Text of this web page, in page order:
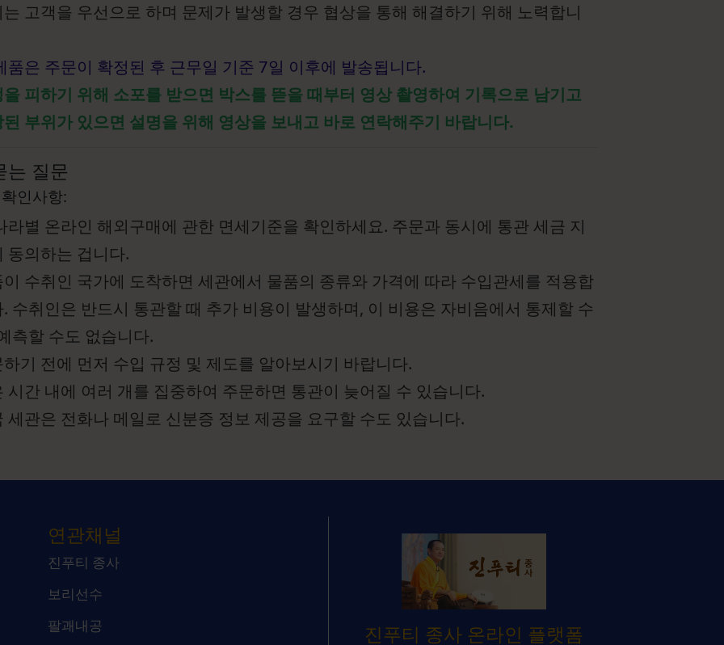
고객을 우선으로 하며 문제가 발생할 경우 협상을 통해 해결하기 위해 노력합니
품은 주문이 확정된 후 근무일 기준 7일 이후에 발송됩니다.
피하기 위해 소포를 받으면 박스를 뜯을 때부터 영상 촬영하여 기록으로 남기고
부위가 있으면 설명을 위해 영상을 보내고 바로 연락해주기 바랍니다.
는 질문
인사항:
라별 온라인 해외구매에 관한 면세기준을 확인하세요. 주문과 동시에 통관 세금 지
동의하는 겁니다.
수취인 국가에 도착하면 세관에서 물품의 종류와 가격에 따라 수입관세를 적용합
수취인은 반드시 통관할 때 추가 비용이 발생하며, 이 비용은 자비음에서 통제할 수
측할 수도 없습니다.
기 전에 먼저 수입 규정 및 제도를 알아보시기 바랍니다.
시간 내에 여러 개를 집중하여 주문하면 통관이 늦어질 수 있습니다.
세관은 전화나 메일로 신분증 정보 제공을 요구할 수도 있습니다.
연관채널
진푸티 종사
보리선수
팔괘내공
진푸티 종사 온라인 플랫폼